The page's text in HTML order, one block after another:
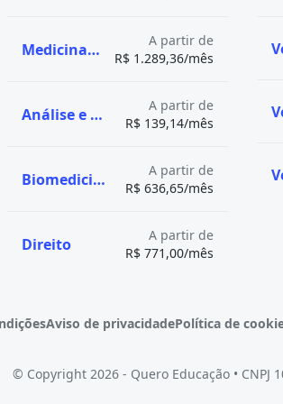
de pós-graduação
a três anos. Ao
o grau de tecnólogo em
realizada pelo Jornal
avaliações
4 Campinas (SP)
4
-
disso, os jogos digitais
de objetivos, desde o
Medicina Veterinária
A partir de
R$ 1.289,36/mês
Análise e Desenvolvimento de Sistemas
A partir de
R$ 139,14/mês
Biomedicina
A partir de
R$ 636,65/mês
Direito
A partir de
R$ 771,00/mês
Aviso de privacidadePolítica de
© Copyright 2026 - Quero Educação • CNPJ